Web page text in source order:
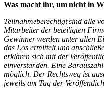
Was macht ihr, um nicht in
Teilnahmeberechtigt sind alle
Mitarbeiter der beteiligten
Gewinner werden unter allen
das Los ermittelt und
erklären sich mit der
einverstanden. Eine
möglich. Der Rechtsweg ist
jeweils am Tag der